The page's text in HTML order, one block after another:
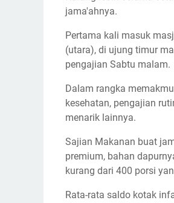
jama'ahnya.
Pertama kali masuk
(utara), di ujung timur
pengajian Sabtu malam.
Dalam rangka
kesehatan, pengajian
menarik lainnya.
Sajian Makanan buat
premium, bahan
kurang dari 400 porsi
Rata-rata saldo kotak